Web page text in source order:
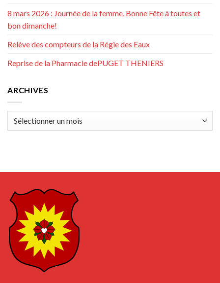
8 mars 2026 : Journée de la femme, Bonne Fête à toutes et
bon dimanche!
Relève des compteurs de la Régie des Eaux
Reprise de la Pharmacie dePUGET THENIERS
ARCHIVES